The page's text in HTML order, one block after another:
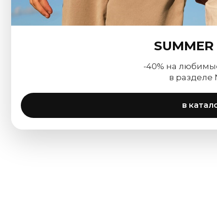
SUMMER
-40% на
в разделе
в